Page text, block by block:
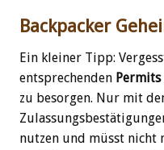
Backpacker
Ein kleiner Tipp:
entsprechenden
zu besorgen. Nur mit
nutzen und müsst nicht